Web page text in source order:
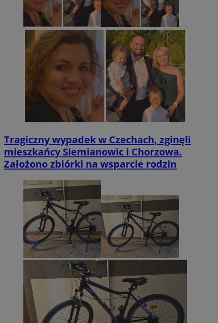
Tragiczny wypadek w Czechach, zginęli
mieszkańcy Siemianowic i Chorzowa.
Założono zbiórki na wsparcie rodzin